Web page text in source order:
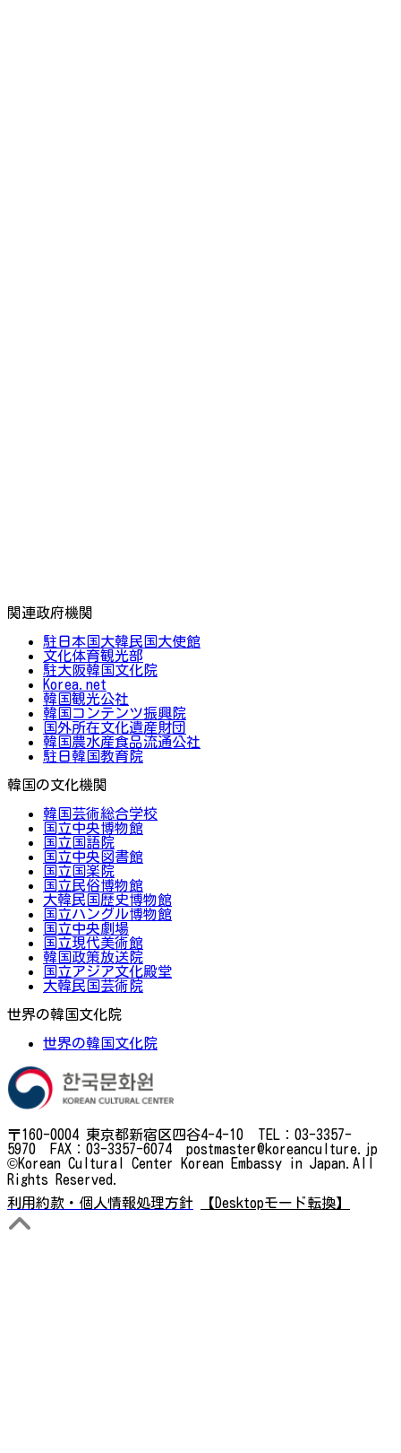
関連政府機関
駐日本国大韓民国大使館
文化体育観光部
駐大阪韓国文化院
Korea.net
韓国観光公社
韓国コンテンツ振興院
国外所在文化遺産財団
韓国農水産食品流通公社
駐日韓国教育院
韓国の文化機関
韓国芸術総合学校
国立中央博物館
国立国語院
国立中央図書館
国立国楽院
国立民俗博物館
大韓民国歴史博物館
国立ハングル博物館
国立中央劇場
国立現代美術館
韓国政策放送院
国立アジア文化殿堂
大韓民国芸術院
世界の韓国文化院
世界の韓国文化院
〒160-0004 東京都新宿区四谷4-4-10 TEL：03-3357-
5970 FAX：03-3357-6074 postmaster@koreanculture.jp
©Korean Cultural Center Korean Embassy in Japan.All
Rights Reserved.
利用約款・個人情報処理方針
【Desktopモード転換】